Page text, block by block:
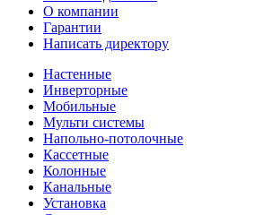
О компании
Гарантии
Написать директору
Настенные
Инверторные
Мобильные
Мульти системы
Напольно-потолочные
Кассетные
Колонные
Канальные
Установка